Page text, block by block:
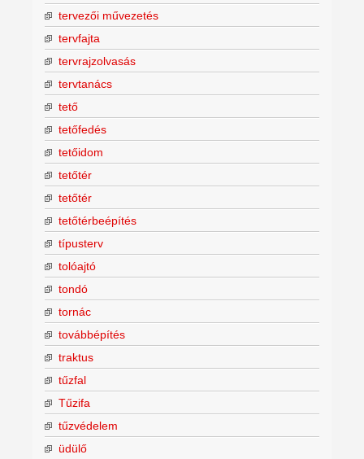
tervezői művezetés
tervfajta
tervrajzolvasás
tervtanács
tető
tetőfedés
tetőidom
tetőtér
tetőtér
tetőtérbeépítés
típusterv
tolóajtó
tondó
tornác
továbbépítés
traktus
tűzfal
Tűzifa
tűzvédelem
üdülő